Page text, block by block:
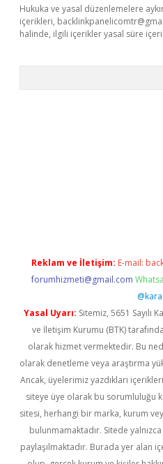
Hukuka ve yasal düzenlemelere
içerikleri,
halinde, ilgili içerikler yasal süre
Reklam ve İletişim: E-mail:
forumhizmeti@gmail.com
Yasal Uyarı: Sitemiz, 5651 Sayılı
ve İletişim Kurumu (BTK)
olarak hizmet vermektedir. Bu
olarak denetleme veya araştırma
Ancak, üyelerimiz yazdıkları
siteye üye olarak bu sorumluluğu
sitesi, herhangi bir marka, kurum
bulunmamaktadır. Sitede
paylaşılmaktadır. Burada yer alan